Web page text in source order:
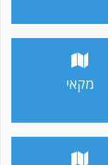
מקאי